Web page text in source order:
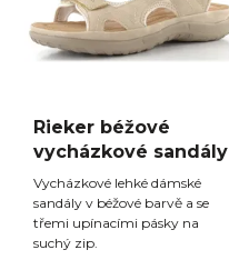
Rieker béžové
vycházkové sandály
Vycházkové lehké dámské
sandály v béžové barvě a se
třemi upínacími pásky na
suchý zip.